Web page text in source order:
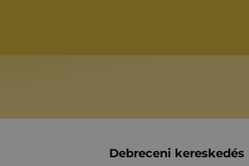
Debreceni kereskedés